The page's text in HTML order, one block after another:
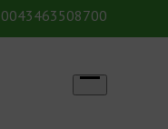
0043463508700
Open